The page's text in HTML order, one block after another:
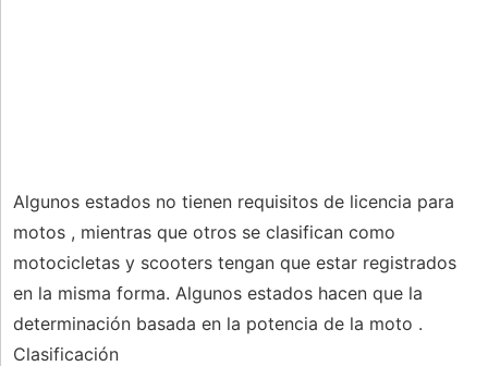
Algunos estados no tienen requisitos de licencia para
motos , mientras que otros se clasifican como
motocicletas y scooters tengan que estar registrados
en la misma forma. Algunos estados hacen que la
determinación basada en la potencia de la moto .
Clasificación